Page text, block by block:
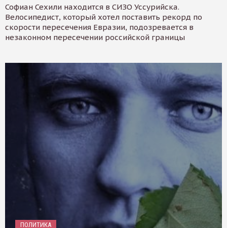
Софиан Сехили находится в СИЗО Уссурийска.
Велосипедист, который хотел поставить рекорд по
скорости пересечения Евразии, подозревается в
незаконном пересечении российской границы
ПОЛИТИКА